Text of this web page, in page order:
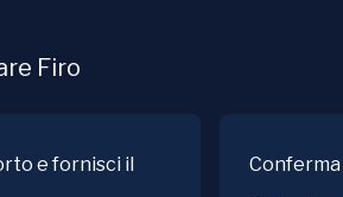
Firo
e fornisci il